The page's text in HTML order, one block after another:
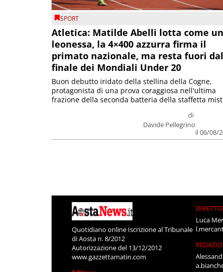
SPORT
Atletica: Matilde Abelli lotta come
leonessa, la 4×400 azzurra firma il
primato nazionale, ma resta fuori
finale dei Mondiali Under 20
di
Davide Pellegrino
il 06/08/
Buon debutto iridato della stellina della Cogne,
protagonista di una prova coraggiosa nell'ultima
frazione della seconda batteria della staffetta
Quotidiano online Iscrizione al Tribunale
di Aosta n. 8/2012
Autorizzazione del 13/12/2012
www.gazzettamatin.com
Luca